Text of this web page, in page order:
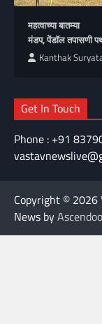
महत्वाच्या बातम्या
मंडप, पेंडॉल तपासणी
Kanthak
Get In Touch
Phone : +91
Copyright © 2026
News by